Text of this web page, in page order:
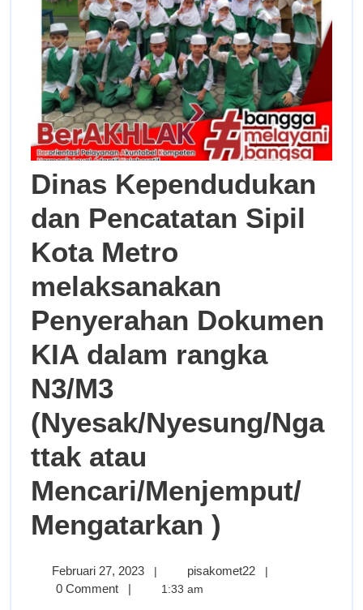
Dinas Kependudukan
dan Pencatatan Sipil
Kota Metro
melaksanakan
Penyerahan Dokumen
KIA dalam rangka
N3/M3
(Nyesak/Nyesung/Nga
ttak atau
Mencari/Menjemput/
Mengatarkan )
Februari 27, 2023 | pisakomet22 |
0 Comment | 1:33 am